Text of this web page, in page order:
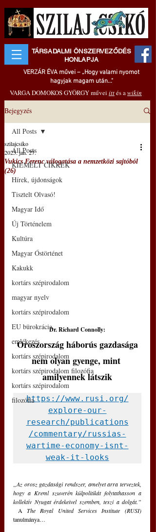
TÁRSADALMI ÖNSZERVEZŐDÉS
HONLAPJA
VERZÁR ÉVA művei – „Hogy valami nyomot
hagyjak magam után..."
VARGA DOMOKOS GYÖRGY művei ittés awikin
Bejegyzés
All Posts
KIEMELT CIKKEK
Hírek, újdonságok
Tisztelt Olvasó!
Magyar Idő
Új Történelem
Kultúra
Magyar Őstörténet
Kakukk
kortárs szépirodalom
magyar nyelv
kortárs szépirodalom
EU bürokrácia
emlékezés
kortárs szépirodalom
kortárs szépirodalom filozófia
kortárs szépirodalom
filozófia
All Posts
Vukics Ferenc válogatása a nemzetközi sajtóból
(26)
szilajcsiko
2025. jan. 27.
Dr. Richard Connolly:
Oroszország háborús gazdasága
nem olyan gyenge, mint
amilyennek látszik
https://www.rusi.org/
explore-our-
research/publications
/commentary/russias-
wartime-economy-isnt-
weak-it-looks
„Az orosz gazdasági rendszer, amelyet arra terveztek,
hogy a Kreml szuverén külpolitikát folytathasson a
A
tanulmánya…